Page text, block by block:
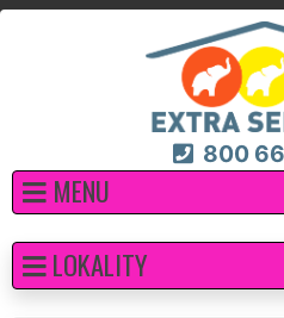
800
MENU
LOKALITY